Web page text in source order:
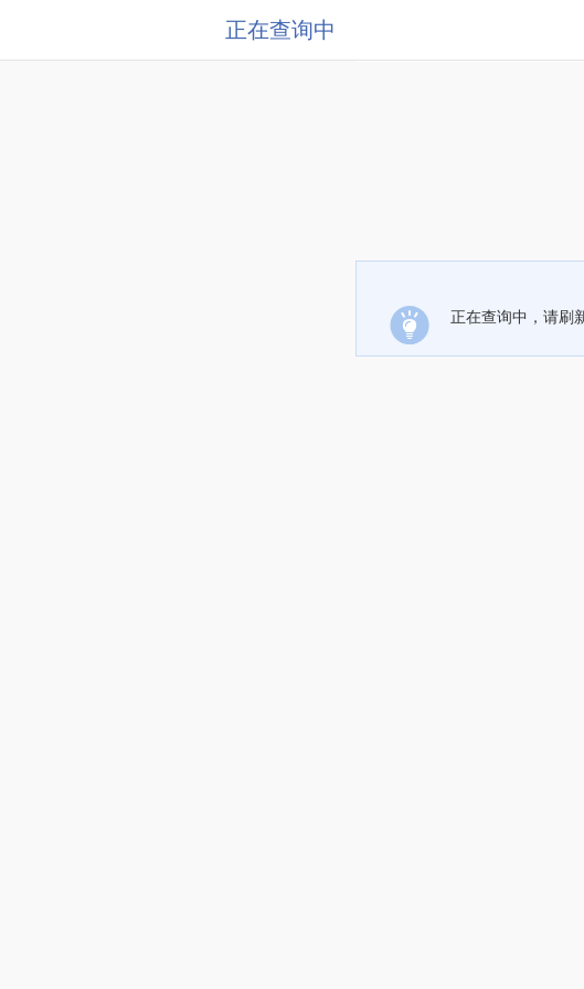
正在查询中
正在查询中，请刷